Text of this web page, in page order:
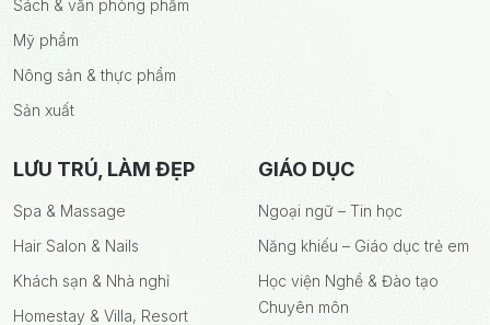
Sách & văn phòng phẩm
Mỹ phẩm
Nông sản & thực phẩm
Sản xuất
LƯU TRÚ, LÀM ĐẸP
Spa & Massage
Hair Salon & Nails
Khách sạn & Nhà nghỉ
Homestay & Villa, Resort
GIÁO DỤC
Ngoại ngữ – Tin học
Năng khiếu – Giáo dục trẻ em
Học viện Nghề & Đào tạo
Chuyên môn